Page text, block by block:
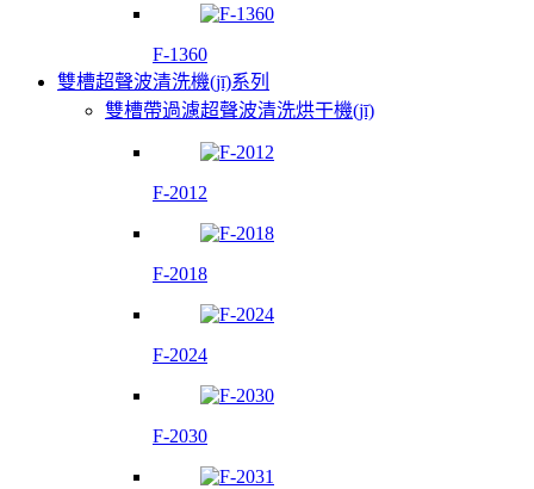
F-1360
雙槽超聲波清洗機(jī)系列
雙槽帶過濾超聲波清洗烘干機(jī)
F-2012
F-2018
F-2024
F-2030